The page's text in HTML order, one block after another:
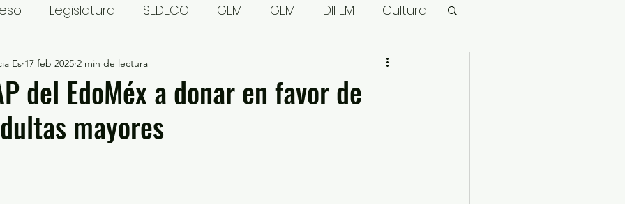
Legislatura SEDECO GEM GEM DIFEM Cultura
Gubernatura Edoméx 2023
y Justicia Denuncia Ciudadana
del EdoMéx a donar en favor de
mayores
Es 17 feb 2025 2 min de lectura